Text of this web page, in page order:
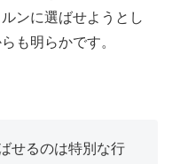
ンに選ばせようとし
も明らかです。
せるのは特別な行